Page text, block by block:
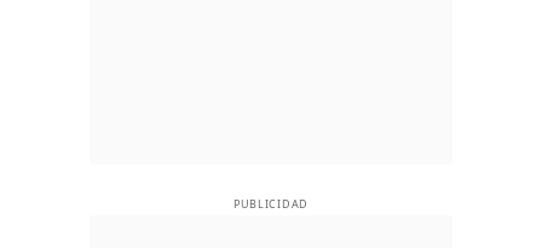
PUBLICIDAD